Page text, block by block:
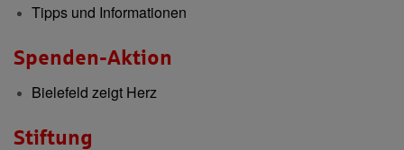
Tipps und Informationen
Spenden-Aktion
Bielefeld zeigt Herz
Stiftung